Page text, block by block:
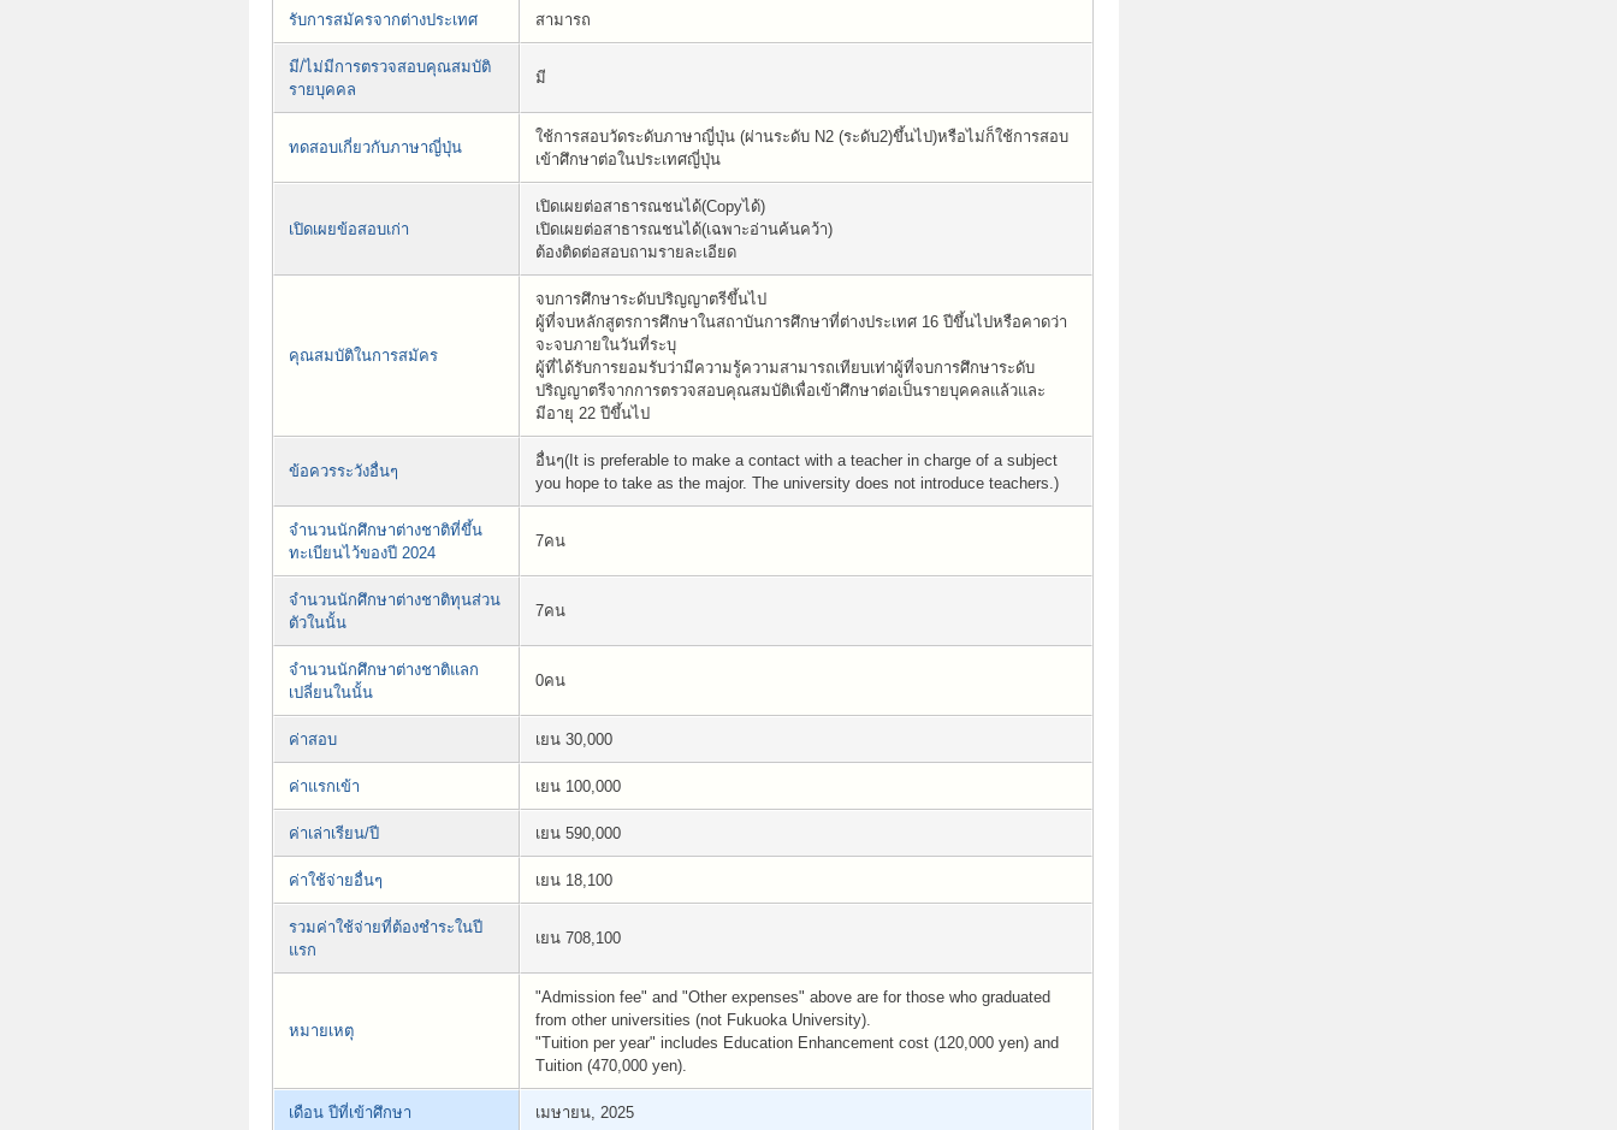
รับการสมัครจากต่างประเทศ สามารถ
มี/ไม่มีการตรวจสอบคุณสมบัติ
รายบุคคล
มี
ทดสอบเกี่ยวกับภาษาญี่ปุ่น
ใช้การสอบวัดระดับภาษาญี่ปุ่น (ผ่านระดับ N2 (ระดับ2)ขึ้นไป)หรือไม่ก็ใช้การสอบ
เข้าศึกษาต่อในประเทศญี่ปุ่น
เปิดเผยข้อสอบเก่า
เปิดเผยต่อสาธารณชนได้(Copyได้)
เปิดเผยต่อสาธารณชนได้(เฉพาะอ่านค้นคว้า)
ต้องติดต่อสอบถามรายละเอียด
คุณสมบัติในการสมัคร
จบการศึกษาระดับปริญญาตรีขึ้นไป
ผู้ที่จบหลักสูตรการศึกษาในสถาบันการศึกษาที่ต่างประเทศ 16 ปีขึ้นไปหรือคาดว่า
จะจบภายในวันที่ระบุ
ผู้ที่ได้รับการยอมรับว่ามีความรู้ความสามารถเทียบเท่าผู้ที่จบการศึกษาระดับ
ปริญญาตรีจากการตรวจสอบคุณสมบัติเพื่อเข้าศึกษาต่อเป็นรายบุคคลแล้วและ
มีอายุ 22 ปีขึ้นไป
ข้อควรระวังอื่นๆ
อื่นๆ(It is preferable to make a contact with a teacher in charge of a subject
you hope to take as the major. The university does not introduce teachers.)
จำนวนนักศึกษาต่างชาติที่ขึ้น
ทะเบียนไว้ของปี 2024
7คน
จำนวนนักศึกษาต่างชาติทุนส่วน
ตัวในนั้น
7คน
จำนวนนักศึกษาต่างชาติแลก
เปลี่ยนในนั้น
0คน
ค่าสอบ เยน 30,000
ค่าแรกเข้า เยน 100,000
ค่าเล่าเรียน/ปี เยน 590,000
ค่าใช้จ่ายอื่นๆ เยน 18,100
รวมค่าใช้จ่ายที่ต้องชำระในปี
แรก
เยน 708,100
หมายเหตุ
"Admission fee" and "Other expenses" above are for those who graduated
from other universities (not Fukuoka University).
"Tuition per year" includes Education Enhancement cost (120,000 yen) and
Tuition (470,000 yen).
เดือน ปีที่เข้าศึกษา เมษายน, 2025